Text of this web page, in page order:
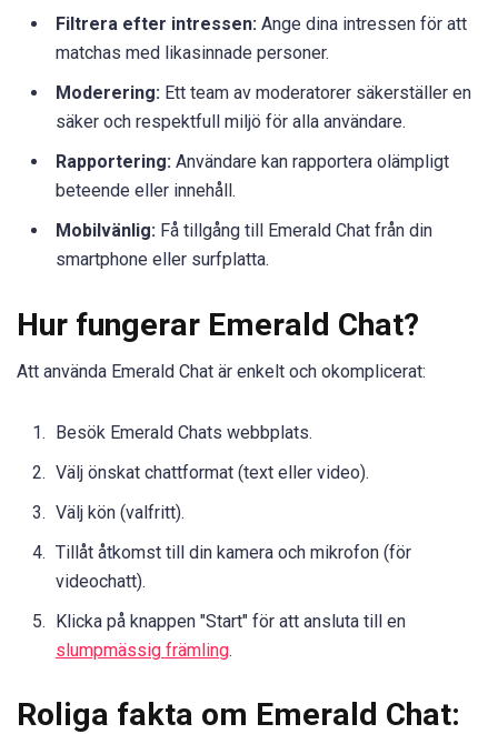
Filtrera efter intressen: Ange dina intressen för att
matchas med likasinnade personer.
Moderering: Ett team av moderatorer säkerställer en
säker och respektfull miljö för alla användare.
Rapportering: Användare kan rapportera olämpligt
beteende eller innehåll.
Mobilvänlig: Få tillgång till Emerald Chat från din
smartphone eller surfplatta.
Hur fungerar Emerald Chat?
Att använda Emerald Chat är enkelt och okomplicerat:
Besök Emerald Chats webbplats.
Välj önskat chattformat (text eller video).
Välj kön (valfritt).
Tillåt åtkomst till din kamera och mikrofon (för
videochatt).
Klicka på knappen "Start" för att ansluta till en
slumpmässig främling.
Roliga fakta om Emerald Chat: